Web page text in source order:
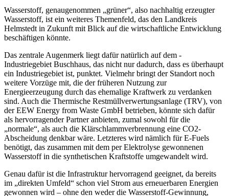
Wasserstoff, genaugenommen „grüner“, also nachhaltig erzeugter
Wasserstoff, ist ein weiteres Themenfeld, das den Landkreis
Helmstedt in Zukunft mit Blick auf die wirtschaftliche Entwicklung
beschäftigen könnte.
Das zentrale Augenmerk liegt dafür natürlich auf dem -
Industriegebiet Buschhaus, das nicht nur dadurch, dass es überhaupt
ein Industriegebiet ist, punktet. Vielmehr bringt der Standort noch
weitere Vorzüge mit, die der früheren Nutzung zur
Energieerzeugung durch das ehemalige Kraftwerk zu verdanken
sind. Auch die Thermische Restmüllverwertungsanlage (TRV), von
der EEW Energy from Waste GmbH betrieben, könnte sich dafür
als hervorragender Partner anbieten, zumal sowohl für die
„normale“, als auch die Klärschlammverbrennung eine CO2-
Abscheidung denkbar wäre. Letzteres wird nämlich für E-Fuels
benötigt, das zusammen mit dem per Elektrolyse gewonnenen
Wasserstoff in die synthetischen Kraftstoffe umgewandelt wird.
Genau dafür ist die Infrastruktur hervorragend geeignet, da bereits
im „direkten Umfeld“ schon viel Strom aus erneuerbaren Energien
gewonnen wird – ohne den weder die Wasserstoff-Gewinnung,